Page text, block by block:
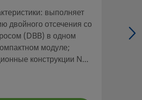
выполняет
двойного отсечения со
(DBB) в одном
модуле;
конструкции NPT